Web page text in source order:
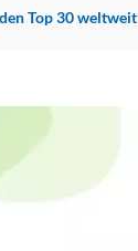
Top 30 weltweit